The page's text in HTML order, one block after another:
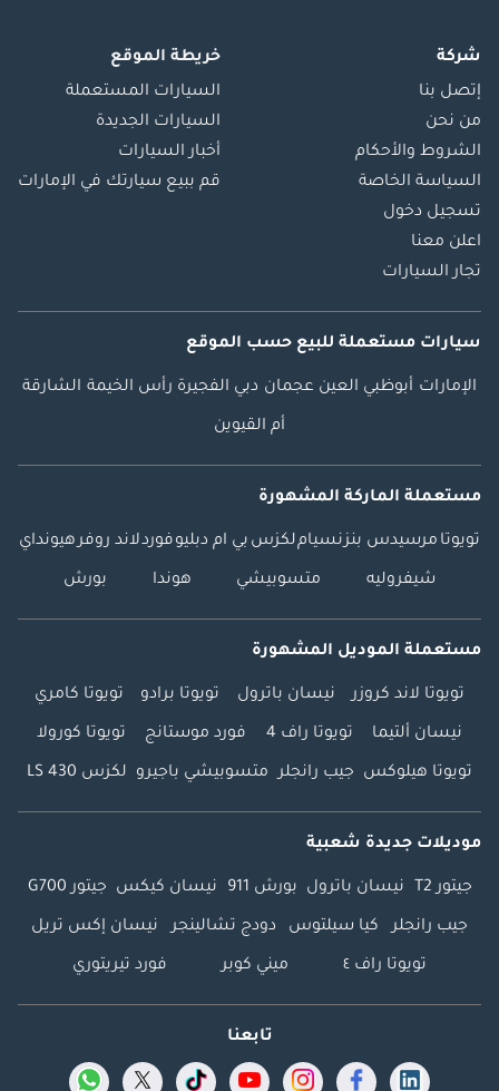
شركة
إتصل بنا
من نحن
الشروط والأحكام
السياسة الخاصة
تسجيل دخول
اعلن معنا
تجار السيارات
خريطة الموقع
السيارات المستعملة
السيارات الجديدة
أخبار السيارات
قم ببيع سيارتك في الإمارات
سيارات مستعملة للبيع حسب الموقع
الإمارات أبوظبي العين عجمان دبي الفجيرة رأس الخيمة الشارقة
أم القيوين
مستعملة الماركة المشهورة
تويوتا مرسيدس بنزنسياملكزس بي ام دبليوفوردلاند روفرهيونداي
شيفروليه متسوبيشي هوندا بورش
مستعملة الموديل المشهورة
تويوتا لاند كروزر نيسان باترول تويوتا برادو تويوتا كامري
نيسان ألتيما تويوتا راف 4 فورد موستانج تويوتا كورولا
تويوتا هيلوكس جيب رانجلر متسوبيشي باجيرو لكزس LS 430
موديلات جديدة شعبية
جيتور T2 نيسان باترول بورش 911 نيسان كيكس جيتور G700
جيب رانجلر كيا سيلتوس دودج تشالينجر نيسان إكس تريل
تويوتا راف ٤ ميني كوبر فورد تيريتوري
تابعنا